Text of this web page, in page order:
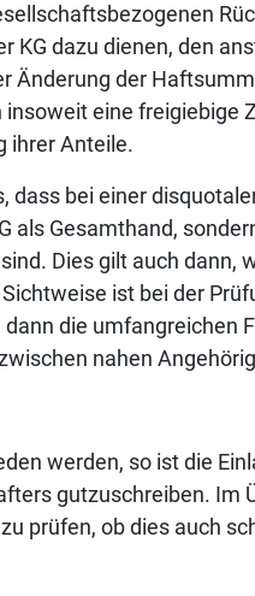
KG dazu dienen, den
Änderung der
eine freigiebige
ihrer Anteile.
bei einer
als Gesamthand,
Dies gilt auch dann,
ist bei der
die umfangreichen
nahen
werden, so ist die
gutzuschreiben. Im
prüfen, ob dies auch